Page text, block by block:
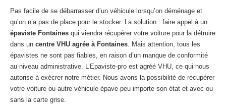
Tousles secteurs
CENTREVHU AGRÉE
Centreagréé VHU Paris 75 : casse auto avec destruction
Centreagréé VHU 77 : casse auto avec destruction
Centreagréé VHU 78 : casse auto avec destruction
Pas facile de se débarrasser d’un véhicule lorsqu’on déménage et
qu’on n’a pas de place pour le stocker. La solution : faire appel à un
épaviste Fontaines qui viendra récupérer votre voiture pour la détruire
dans un centre VHU agrée à Fontaines. Mais attention, tous les
épavistes ne sont pas fiables, en raison d’un manque de conformité
au niveau administrative. L’Epaviste-pro est agréé VHU, ce qui nous
autorise à exécrer notre métier. Nous avons la possibilité de récupérer
votre voiture ou autre véhicule épave peu importe son état et avec ou
sans la carte grise.